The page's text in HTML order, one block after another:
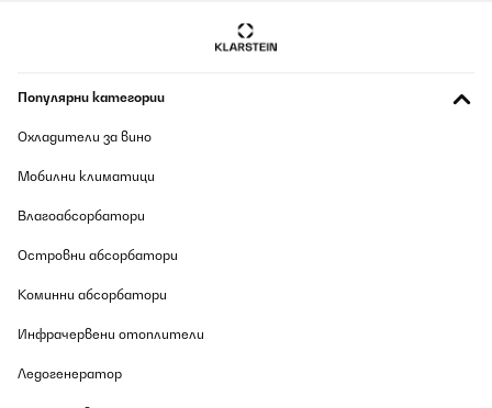
Популярни категории
Охладители за вино
Мобилни климатици
Влагоабсорбатори
Островни абсорбатори
Коминни абсорбатори
Инфрачервени отоплители
Ледогенератор